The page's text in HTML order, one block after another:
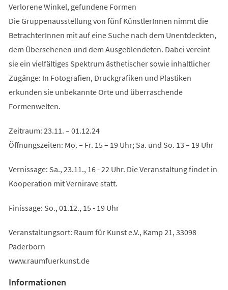
Verlorene Winkel, gefundene Formen
Die Gruppenausstellung von fünf KünstlerInnen nimmt die
BetrachterInnen mit auf eine Suche nach dem Unentdeckten,
dem Übersehenen und dem Ausgeblendeten. Dabei vereint
sie ein vielfältiges Spektrum ästhetischer sowie inhaltlicher
Zugänge: In Fotografien, Druckgrafiken und Plastiken
erkunden sie unbekannte Orte und überraschende
Formenwelten.
Zeitraum: 23.11. – 01.12.24
Öffnungszeiten: Mo. – Fr. 15 – 19 Uhr; Sa. und So. 13 – 19 Uhr
Vernissage: Sa., 23.11., 16 - 22 Uhr. Die Veranstaltung findet in
Kooperation mit Vernirave statt.
Finissage: So., 01.12., 15 - 19 Uhr
Veranstaltungsort: Raum für Kunst e.V., Kamp 21, 33098
Paderborn
www.raumfuerkunst.de
Informationen